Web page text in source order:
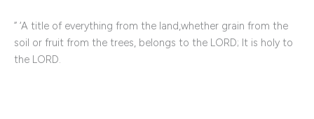
” ‘A title of everything from the land,whether grain from the
soil or fruit from the trees, belongs to the LORD; It is holy to
the LORD.